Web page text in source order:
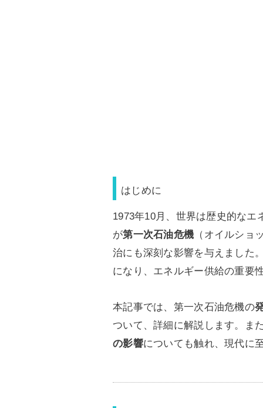
はじめに
1973年10月、世界は歴史的な
が第一次石油危機 （オイルショ
治にも深刻な影響を与えました
になり、エネルギー供給の重要
本記事では、第一次石油危機の
ついて、詳細に解説します。ま
の影響についても触れ、現代に